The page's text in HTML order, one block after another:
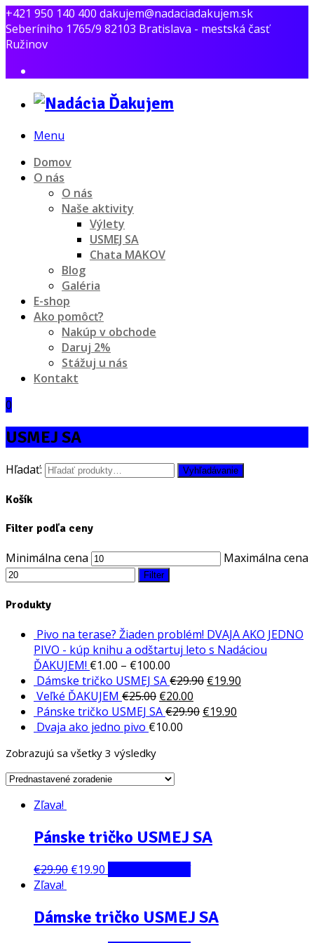
+421 950 140 400 dakujem@nadaciadakujem.sk
Seberíniho 1765/9 82103 Bratislava - mestská časť
Ružinov
Menu
Domov
O nás
O nás
Naše aktivity
Výlety
USMEJ SA
Chata MAKOV
Blog
Galéria
E-shop
Ako pomôcť?
Nakúp v obchode
Daruj 2%
Stážuj u nás
Kontakt
0
USMEJ SA
Hľadať: Vyhľadávanie
Košík
Filter podľa ceny
Minimálna cena Maximálna cena
Filter
Produkty
Pivo na terase? Žiaden problém! DVAJA AKO JEDNO
PIVO - kúp knihu a odštartuj leto s Nadáciou
ĎAKUJEM! €1.00 – €100.00
Dámske tričko USMEJ SA€29.90 €19.90
Veľké ĎAKUJEM €25.00 €20.00
Pánske tričko USMEJ SA€29.90 €19.90
Dvaja ako jedno pivo €10.00
Zobrazujú sa všetky 3 výsledky
Zľava!
Pánske tričko USMEJ SA
€29.90 €19.90
Zľava!
Dámske tričko USMEJ SA